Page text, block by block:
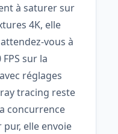
à saturer sur
4K, elle
vous à
sur la
réglages
tracing reste
concurrence
elle envoie